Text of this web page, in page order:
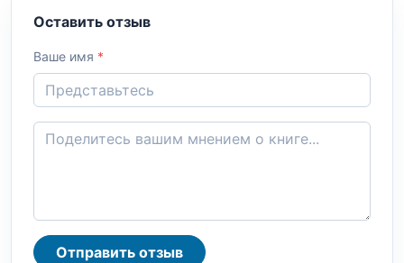
Оставить отзыв
Ваше имя *
Отправить отзыв